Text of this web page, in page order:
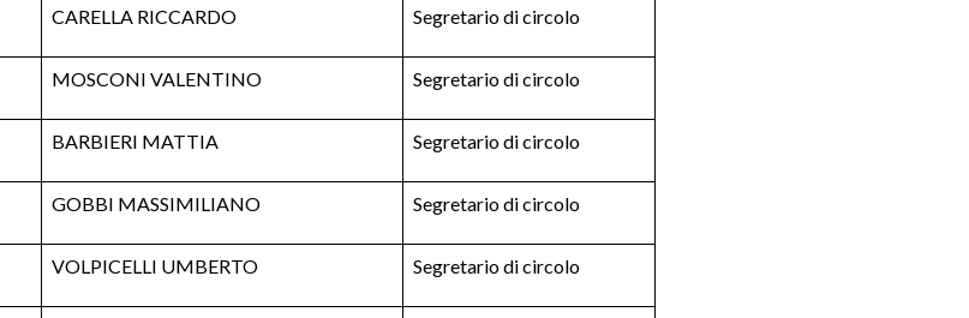
CARELLA RICCARDO Segretario di circolo
MOSCONI VALENTINO Segretario di circolo
BARBIERI MATTIA Segretario di circolo
GOBBI MASSIMILIANO Segretario di circolo
VOLPICELLI UMBERTO Segretario di circolo